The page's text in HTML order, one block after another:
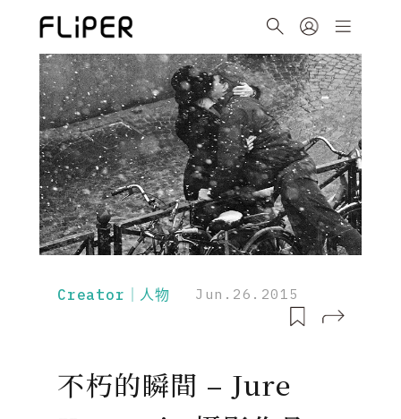
Creator｜人物 Jun.26.2015
不朽的瞬間 – Jure